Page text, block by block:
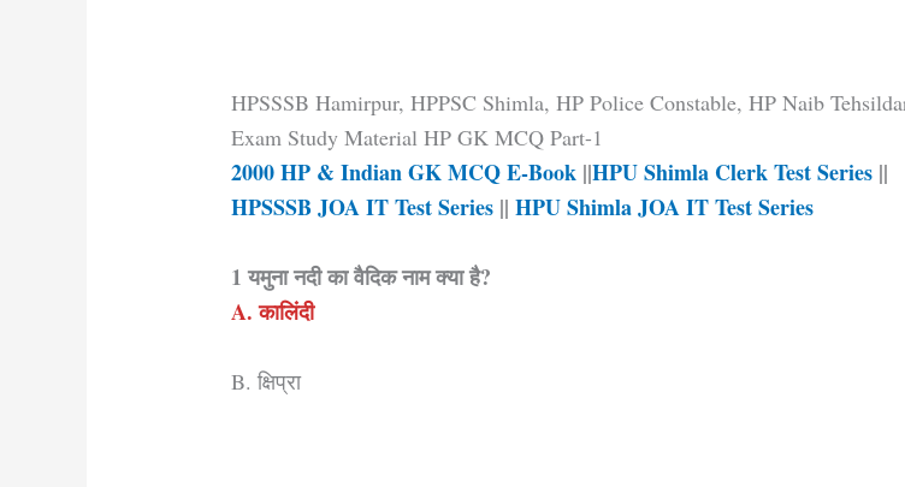
HPSSSB Hamirpur, HPPSC Shimla, HP Police Constable, HP Naib
Exam Study Material HP GK MCQ Part-1
2000 HP & Indian GK MCQ E-Book ||HPU Shimla Clerk Test Series ||
HPSSSB JOA IT Test Series ||HPU Shimla JOA IT Test Series
1 यमुना नदी का वैदिक नाम क्या है?
A. कालिंदी
B. क्षिप्रा